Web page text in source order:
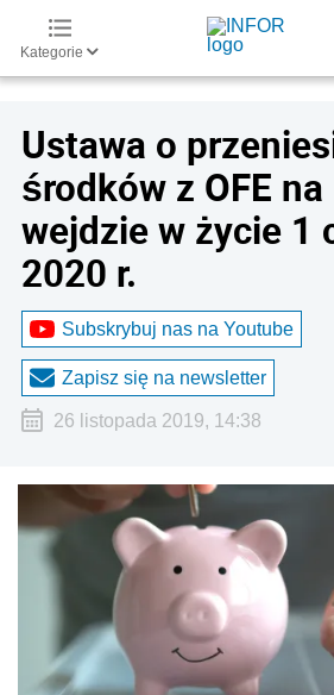
Kategorie
Ustawa o
środków z OFE na
wejdzie w życie 1
2020 r.
Subskrybuj nas na Youtube
Zapisz się na newsletter
26 listopada 2019, 14:38